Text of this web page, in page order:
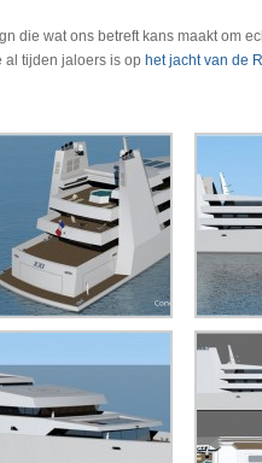
die wat ons betreft kans maakt om
al tijden jaloers is op het jacht van de